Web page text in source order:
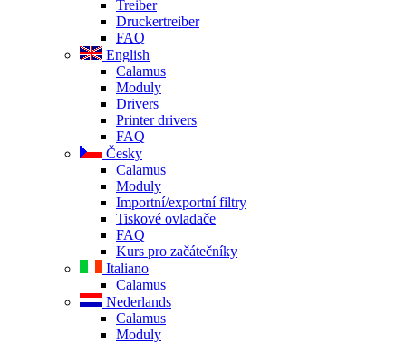
Treiber
Druckertreiber
FAQ
English
Calamus
Moduly
Drivers
Printer drivers
FAQ
Česky
Calamus
Moduly
Importní/exportní filtry
Tiskové ovladače
FAQ
Kurs pro začátečníky
Italiano
Calamus
Nederlands
Calamus
Moduly